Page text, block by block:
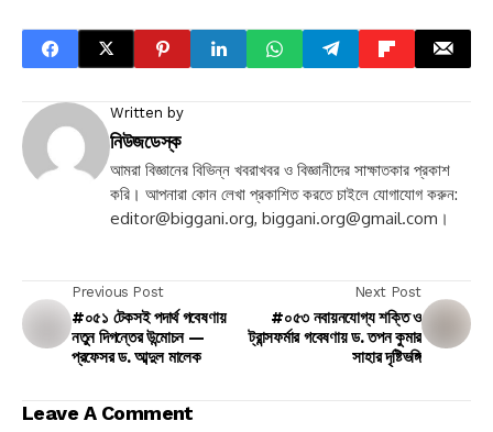
Written by
নিউজডেস্ক
আমরা বিজ্ঞানের বিভিন্ন খবরাখবর ও বিজ্ঞানীদের সাক্ষাতকার প্রকাশ
করি। আপনারা কোন লেখা প্রকাশিত করতে চাইলে যোগাযোগ করুন:
editor@biggani.org, biggani.org@gmail.com ।
Previous Post
#০৫১ টেকসই পদার্থ গবেষণায়
নতুন দিগন্তের উন্মোচন —
প্রফেসর ড. আব্দুল মালেক
Next Post
#০৫৩ নবায়নযোগ্য শক্তি ও
ট্রান্সফর্মার গবেষণায় ড. তপন কুমার
সাহার দৃষ্টিভঙ্গি
Leave A Comment